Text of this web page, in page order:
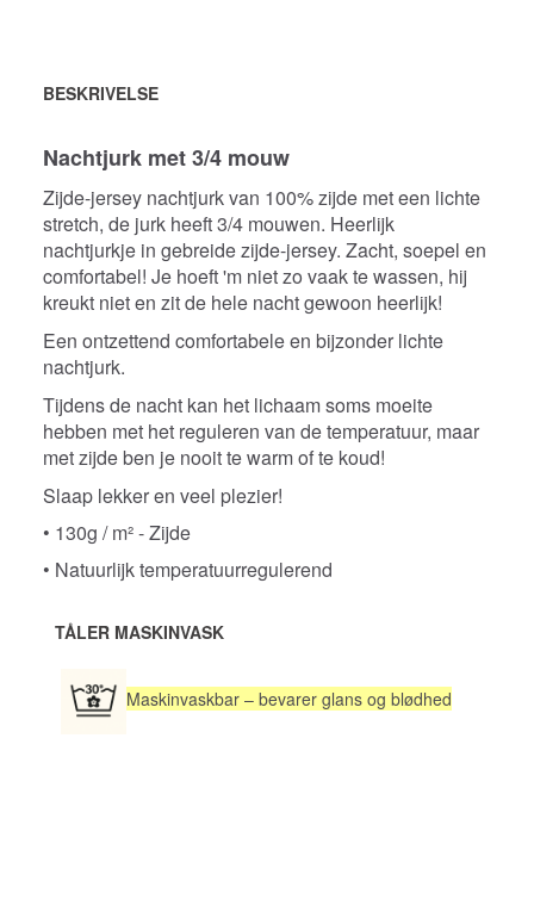
BESKRIVELSE
Nachtjurk met 3/4 mouw
Zijde-jersey nachtjurk van 100% zijde met een lichte
stretch, de jurk heeft 3/4 mouwen. Heerlijk
nachtjurkje in gebreide zijde-jersey. Zacht, soepel en
comfortabel! Je hoeft 'm niet zo vaak te wassen, hij
kreukt niet en zit de hele nacht gewoon heerlijk!
Een ontzettend comfortabele en bijzonder lichte
nachtjurk.
Tijdens de nacht kan het lichaam soms moeite
hebben met het reguleren van de temperatuur, maar
met zijde ben je nooit te warm of te koud!
Slaap lekker en veel plezier!
• 130g / m² - Zijde
• Natuurlijk temperatuurregulerend
TÅLER MASKINVASK
Maskinvaskbar – bevarer glans og blødhed